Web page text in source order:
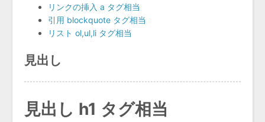
リンクの挿入 a タグ相当
引用 blockquote タグ相当
リスト ol,ul,li タグ相当
見出し
見出し h1 タグ相当